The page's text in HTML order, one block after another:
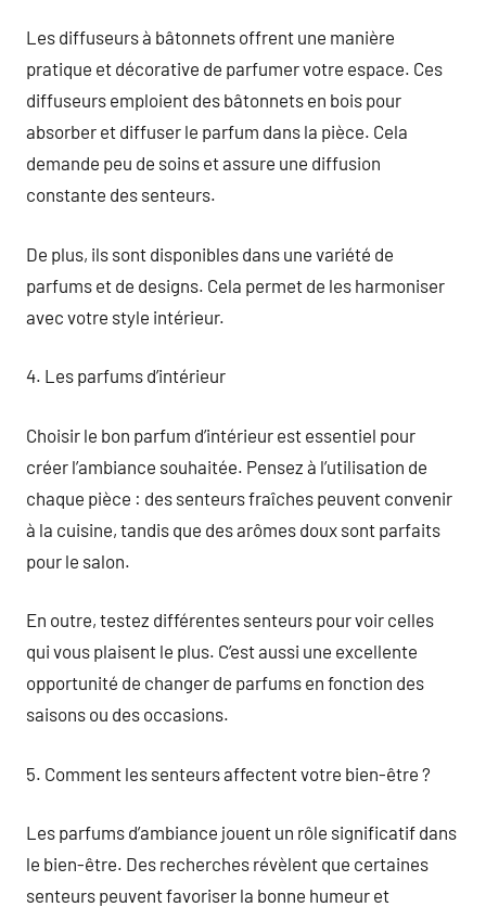
Les diffuseurs à bâtonnets offrent une manière
pratique et décorative de parfumer votre espace. Ces
diffuseurs emploient des bâtonnets en bois pour
absorber et diffuser le parfum dans la pièce. Cela
demande peu de soins et assure une diffusion
constante des senteurs.
De plus, ils sont disponibles dans une variété de
parfums et de designs. Cela permet de les harmoniser
avec votre style intérieur.
4. Les parfums d’intérieur
Choisir le bon parfum d’intérieur est essentiel pour
créer l’ambiance souhaitée. Pensez à l’utilisation de
chaque pièce : des senteurs fraîches peuvent convenir
à la cuisine, tandis que des arômes doux sont parfaits
pour le salon.
En outre, testez différentes senteurs pour voir celles
qui vous plaisent le plus. C’est aussi une excellente
opportunité de changer de parfums en fonction des
saisons ou des occasions.
5. Comment les senteurs affectent votre bien-être ?
Les parfums d’ambiance jouent un rôle significatif dans
le bien-être. Des recherches révèlent que certaines
senteurs peuvent favoriser la bonne humeur et